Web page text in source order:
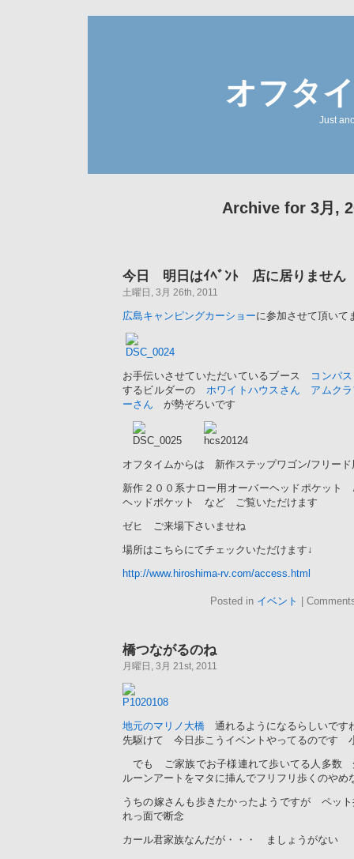
オフタ
Just
Archive for 3月,
今日 明日はｲﾍﾞﾝﾄ 店に居りません
土曜日, 3月 26th, 2011
広島キャンピングカーショーに参加させて頂い
お手伝いさせていただいているブース
コンパ
するビルダーの ホワイトハウスさん
アムク
ーさん が勢ぞろいです
オフタイムからは 新作ステップワゴン/フリード
新作２００系ナロー用オーバーヘッドポケッ
ヘッドポケット など ご覧いただけます
ゼヒ ご来場下さいませね
場所はこちらにてチェックいただけます↓
http://www.hiroshima-rv.com/access.html
Posted in イベント
橋つながるのね
月曜日, 3月 21st, 2011
地元のマリノ大橋 通れるようになるらしいです
先駆けて 今日歩こうイベントやってるのです
でも ご家族でお子様連れて歩いてる人多数
ルーンアートをマタに挿んでフリフリ歩くのやめ
うちの嫁さんも歩きたかったようですが ペッ
れっ面で断念
カール君家族なんだが・・・ ましょうがない